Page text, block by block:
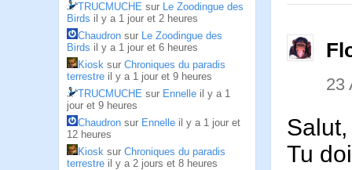
TRUCMUCHE sur Le Zoodingue des
Birds il y a 1 jour et 2 heures
Chaudron sur Le Zoodingue des
Birds il y a 1 jour et 6 heures
Kiosk sur Chroniques du paradis
terrestre il y a 1 jour et 9 heures
TRUCMUCHE sur Ennelle il y a 1
jour et 9 heures
Chaudron sur Ennelle il y a 1 jour et
12 heures
Kiosk sur Chroniques du paradis
terrestre il y a 2 jours et 8 heures
23
Tu